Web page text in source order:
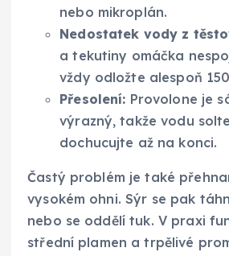
nebo mikroplán.
Nedostatek vody z
a tekutiny omáčka
vždy odložte alespoň
Přesolení: Provolone je
výrazný, takže vodu
dochucujte až na konci.
Častý problém je také
vysokém ohni. Sýr se pak
nebo se oddělí tuk. V praxi
střední plamen a trpělivé